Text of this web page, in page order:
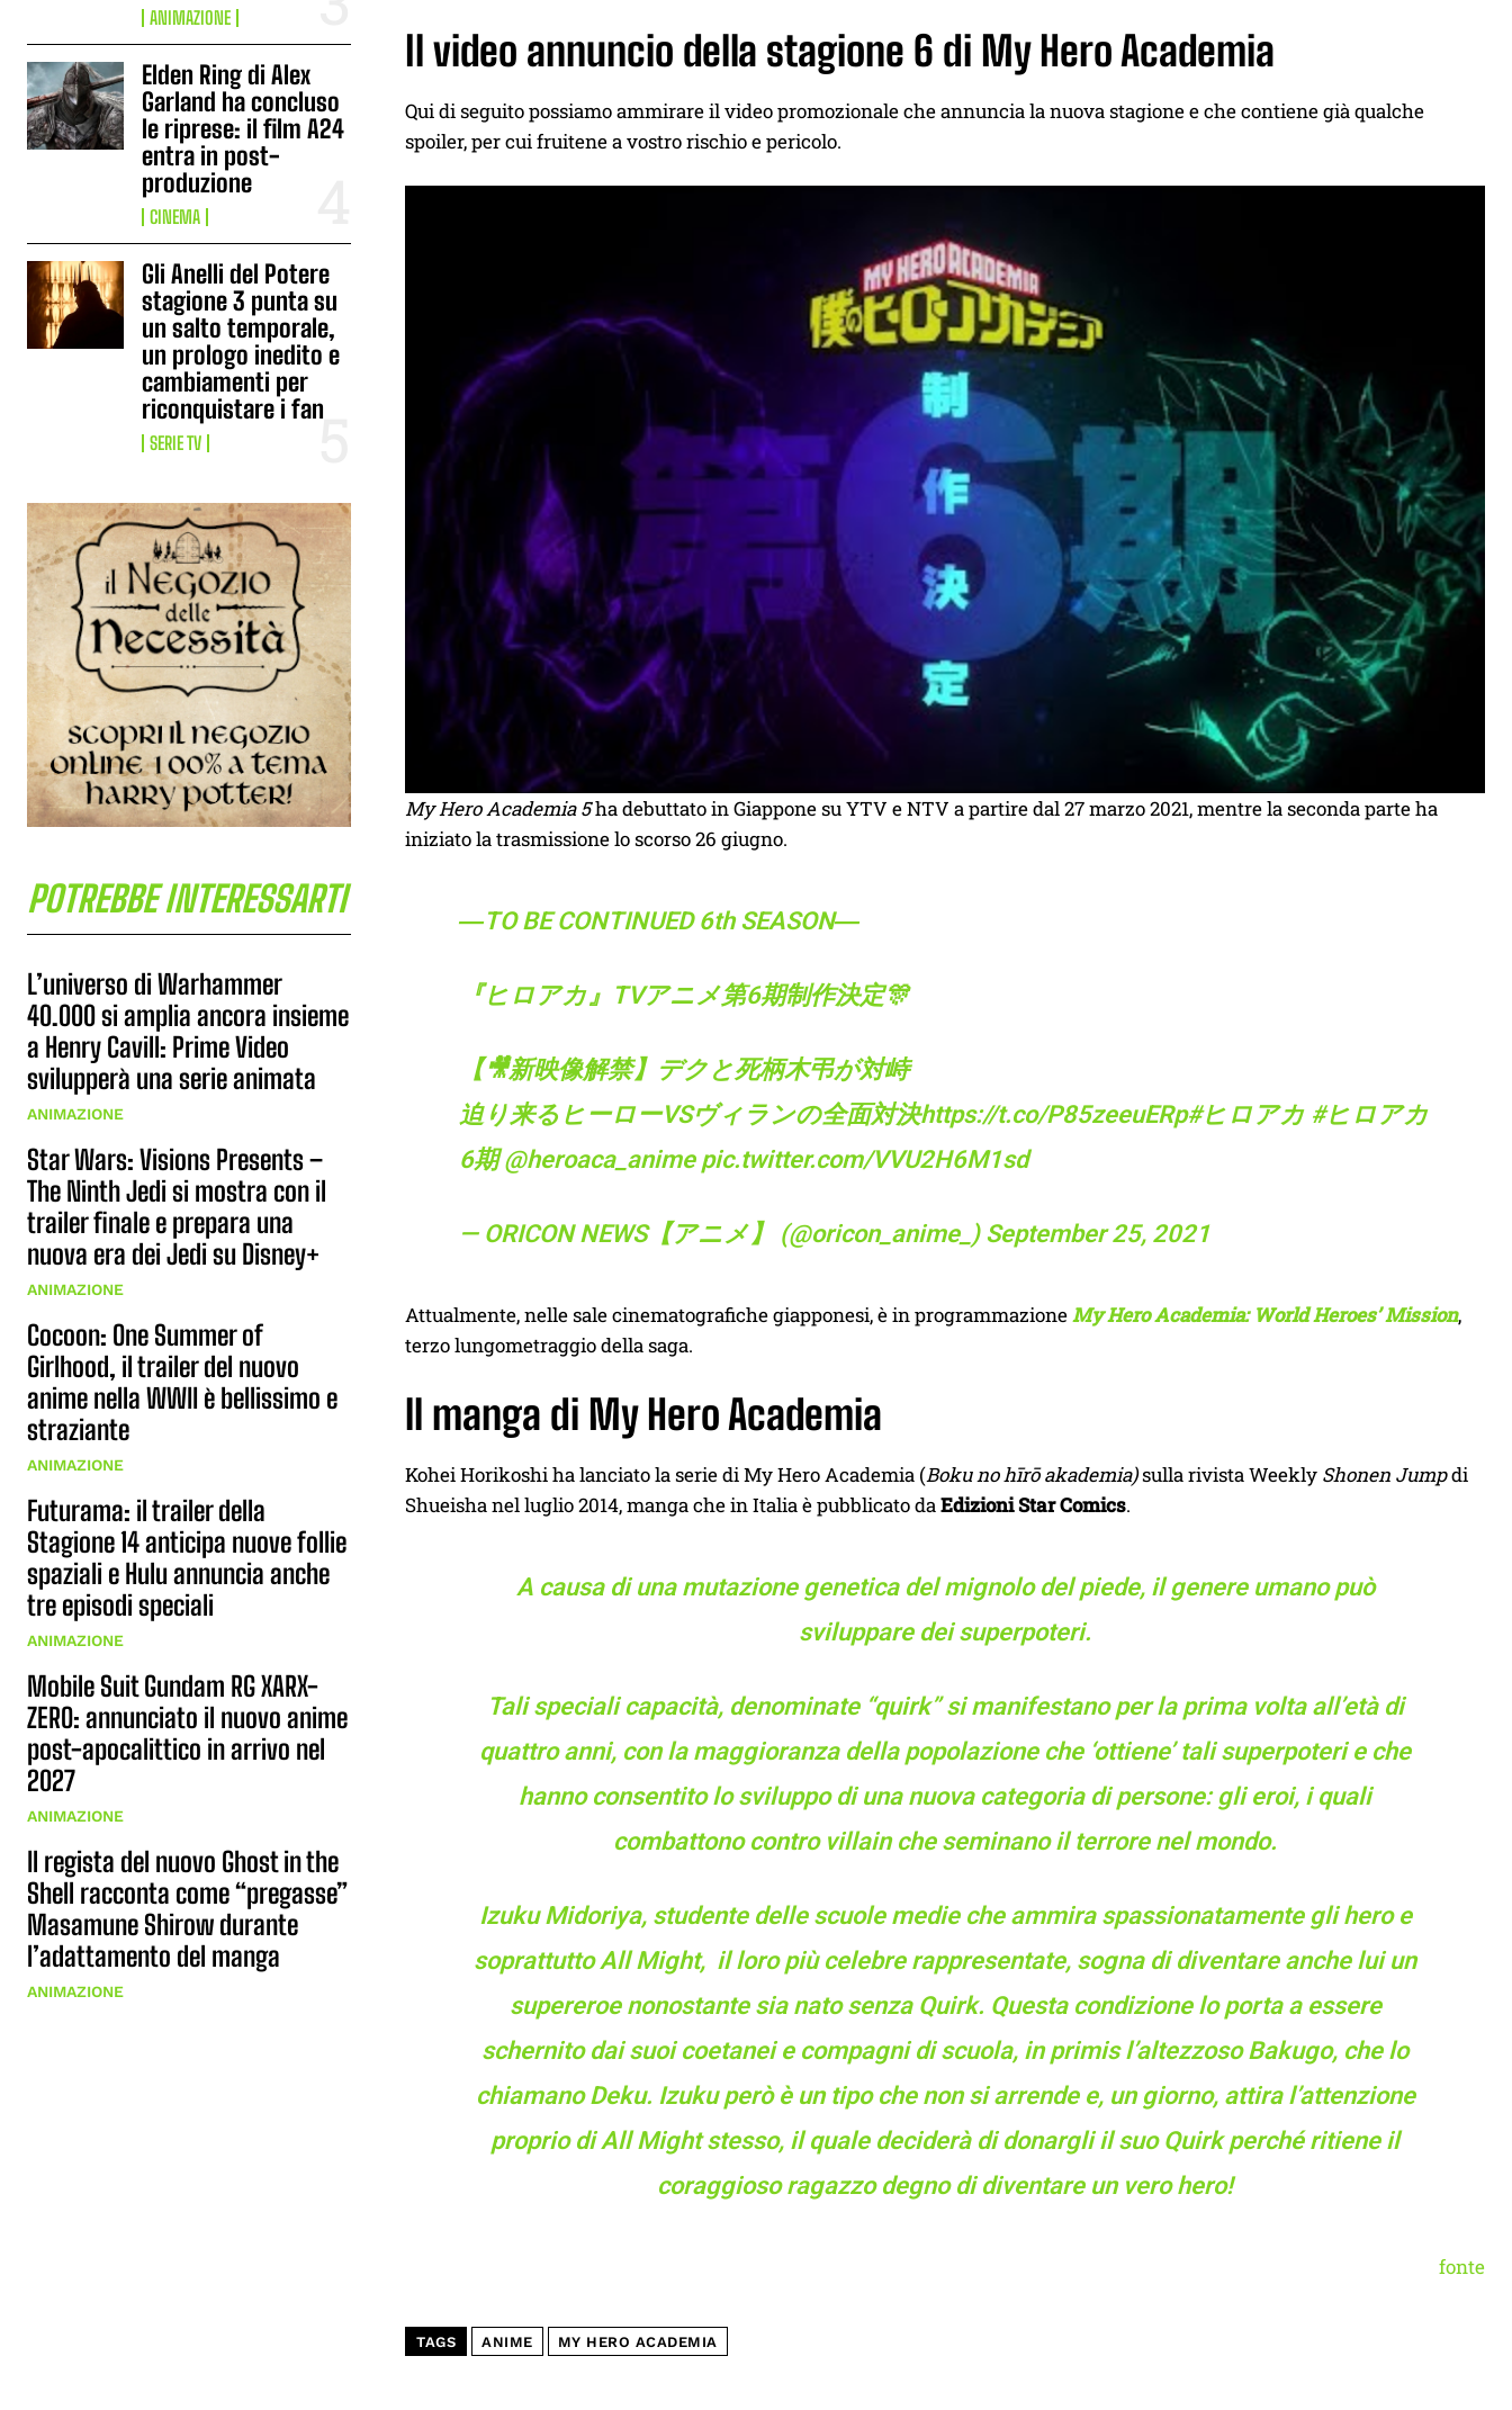
ANIMAZIONE
Elden Ring di Alex
Garland ha concluso
le riprese: il film A24
entra in post-
produzione
CINEMA
Gli Anelli del Potere
stagione 3 punta su
un salto temporale,
un prologo inedito e
cambiamenti per
riconquistare i fan
SERIE TV
POTREBBE INTERESSARTI
L’universo di Warhammer
40.000 si amplia ancora insieme
a Henry Cavill: Prime Video
svilupperà una serie animata
ANIMAZIONE
Star Wars: Visions Presents –
The Ninth Jedi si mostra con il
trailer finale e prepara una
nuova era dei Jedi su Disney+
ANIMAZIONE
Cocoon: One Summer of
Girlhood, il trailer del nuovo
anime nella WWII è bellissimo e
straziante
ANIMAZIONE
Futurama: il trailer della
Stagione 14 anticipa nuove follie
spaziali e Hulu annuncia anche
tre episodi speciali
ANIMAZIONE
Mobile Suit Gundam RG XARX-
ZERO: annunciato il nuovo anime
post-apocalittico in arrivo nel
2027
ANIMAZIONE
Il regista del nuovo Ghost in the
Shell racconta come “pregasse”
Masamune Shirow durante
l’adattamento del manga
ANIMAZIONE
Il video annuncio della stagione 6 di My Hero Academia
Qui di seguito possiamo ammirare il video promozionale che annuncia la nuova stagione e che contiene già qualche
spoiler, per cui fruitene a vostro rischio e pericolo.
My Hero Academia 5ha debuttato in Giappone su YTV e NTV a partire dal 27 marzo 2021, mentre la seconda parte ha
iniziato la trasmissione lo scorso 26 giugno.
―TO BE CONTINUED 6th SEASON―
『ヒロアカ』TVアニメ第6期制作決定🎊
【🎥新映像解禁】デクと死柄木弔が対峙
迫り来るヒーローVSヴィランの全面対決https://t.co/P85zeeuERp#ヒロアカ #ヒロアカ
6期 @heroaca_anime pic.twitter.com/VVU2H6M1sd
— ORICON NEWS【アニメ】 (@oricon_anime_) September 25, 2021
Attualmente, nelle sale cinematografiche giapponesi, è in programmazioneMy Hero Academia: World Heroes’ Mission,
terzo lungometraggio della saga.
ll manga di My Hero Academia
Kohei Horikoshi ha lanciato la serie di My Hero Academia (Boku no hīrō akademia)sulla rivista Weekly Shonen Jumpdi
Shueisha nel luglio 2014, manga che in Italia è pubblicato daEdizioni Star Comics.
A causa di una mutazione genetica del mignolo del piede, il genere umano può
sviluppare dei superpoteri.
Tali speciali capacità, denominate “quirk” si manifestano per la prima volta all’età di
quattro anni, con la maggioranza della popolazione che ‘ottiene’ tali superpoteri e che
hanno consentito lo sviluppo di una nuova categoria di persone: gli eroi, i quali
combattono contro villain che seminano il terrore nel mondo.
Izuku Midoriya, studente delle scuole medie che ammira spassionatamente gli hero e
soprattutto All Might, il loro più celebre rappresentate, sogna di diventare anche lui un
supereroe nonostante sia nato senza Quirk. Questa condizione lo porta a essere
schernito dai suoi coetanei e compagni di scuola, in primis l’altezzoso Bakugo, che lo
chiamano Deku. Izuku però è un tipo che non si arrende e, un giorno, attira l’attenzione
proprio di All Might stesso, il quale deciderà di donargli il suo Quirk perché ritiene il
coraggioso ragazzo degno di diventare un vero hero!
fonte
TAGS ANIME MY HERO ACADEMIA